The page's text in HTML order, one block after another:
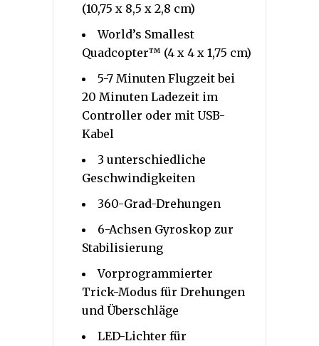
(10,75 x 8,5 x 2,8 cm)
World’s Smallest
Quadcopter™ (4 x 4 x 1,75 cm)
5-7 Minuten Flugzeit bei
20 Minuten Ladezeit im
Controller oder mit USB-
Kabel
3 unterschiedliche
Geschwindigkeiten
360-Grad-Drehungen
6-Achsen Gyroskop zur
Stabilisierung
Vorprogrammierter
Trick-Modus für Drehungen
und Überschläge
LED-Lichter für